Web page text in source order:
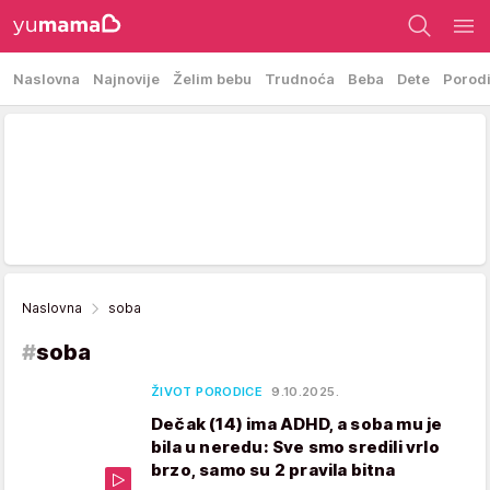
Naslovna Najnovije Želim bebu Trudnoća Beba Dete
Naslovna soba
#soba
ŽIVOT PORODICE 9.10.2025.
Dečak (14) ima ADHD, a soba mu je
bila u neredu: Sve smo sredili vrlo
brzo, samo su 2 pravila bitna